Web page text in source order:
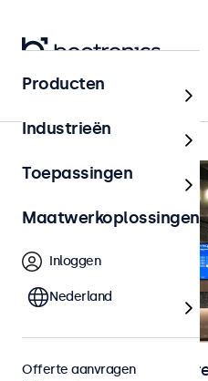
Home
Monitoren en
Producten
Industrieën
Toepassingen
Maatwerkoplossingen
Inloggen
Nederland
Offerte aanvragen